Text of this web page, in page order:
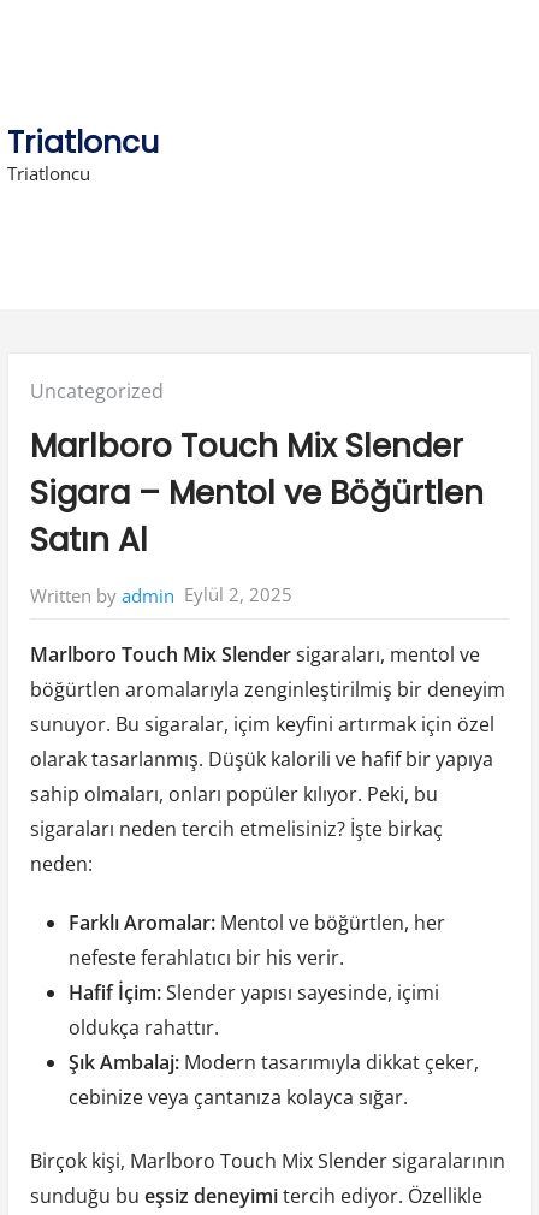
Triatloncu
Triatloncu
Posted
Uncategorized
Marlboro Touch Mix Slender
Sigara – Mentol ve Böğürtlen
Satın Al
Written by admin Eylül 2, 2025
Marlboro Touch Mix Slendersigaraları, mentol ve
böğürtlen aromalarıyla zenginleştirilmiş bir deneyim
sunuyor. Bu sigaralar, içim keyfini artırmak için özel
olarak tasarlanmış. Düşük kalorili ve hafif bir yapıya
sahip olmaları, onları popüler kılıyor. Peki, bu
sigaraları neden tercih etmelisiniz? İşte birkaç
neden:
Farklı Aromalar:Mentol ve böğürtlen, her
nefeste ferahlatıcı bir his verir.
Hafif İçim:Slender yapısı sayesinde, içimi
oldukça rahattır.
Şık Ambalaj:Modern tasarımıyla dikkat çeker,
cebinize veya çantanıza kolayca sığar.
Birçok kişi, Marlboro Touch Mix Slender sigaralarının
sunduğu bu eşsiz deneyimitercih ediyor. Özellikle